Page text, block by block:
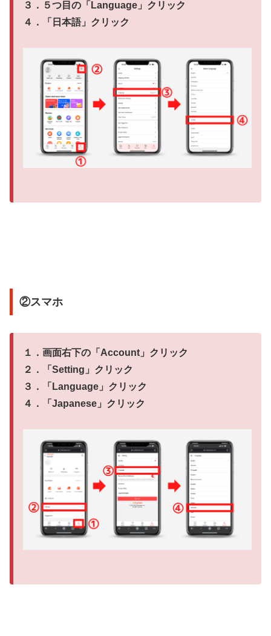
３．５つ目の「 Language 」クリック
４．「 日本語」クリック
②スマホ
１．画面右下の「 Account 」クリック
２．「 Setting 」クリック
３．「 Language 」クリック
４．「 Japanese 」クリック